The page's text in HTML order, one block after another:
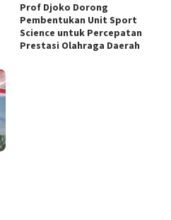
Prof Djoko Dorong
Pembentukan Unit Sport
Science untuk Percepatan
Prestasi Olahraga Daerah